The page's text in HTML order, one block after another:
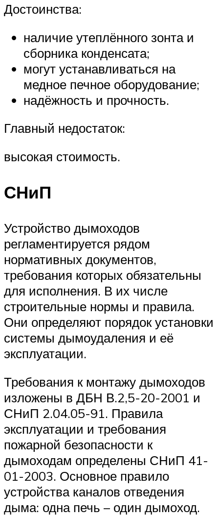
Достоинства:
наличие утеплённого зонта и
сборника конденсата;
могут устанавливаться на
медное печное оборудование;
надёжность и прочность.
Главный недостаток:
высокая стоимость.
СНиП
Устройство дымоходов
регламентируется рядом
нормативных документов,
требования которых обязательны
для исполнения. В их числе
строительные нормы и правила.
Они определяют порядок установки
системы дымоудаления и её
эксплуатации.
Требования к монтажу дымоходов
изложены в ДБН В.2,5-20-2001 и
СНиП 2.04.05-91. Правила
эксплуатации и требования
пожарной безопасности к
дымоходам определены СНиП 41-
01-2003. Основное правило
устройства каналов отведения
дыма: одна печь – один дымоход.